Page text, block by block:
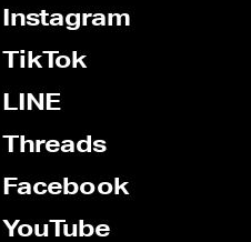
Instagram
TikTok
LINE
Threads
Facebook
YouTube